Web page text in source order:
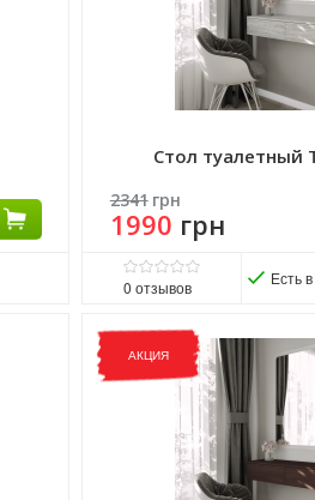
Стол туалетный
2341 грн
1990 грн
0 отзывов Есть
Матеріал ніжок:
Матеріал стільниці:
Виробник:
Морели
Комплектація: Без надстройки
Розмір стільниці:
31х100 см.
АКЦИЯ